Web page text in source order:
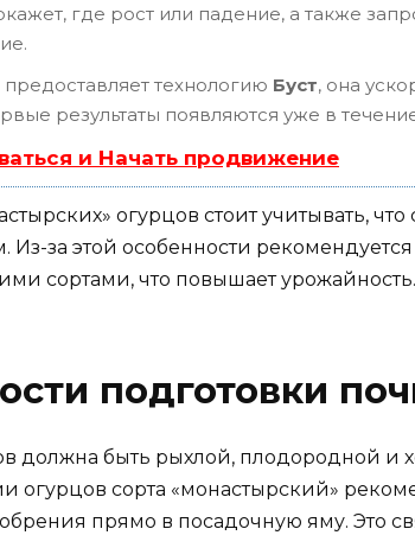
где рост или падение, а также
технологию Буст, она
результаты появляются уже в
и Начать продвижение
огурцов стоит учитывать, что
за этой особенности
сортами, что повышает урожайность.
подготовки
должна быть рыхлой, плодородной и
сорта «монастырский»
прямо в посадочную яму. Это